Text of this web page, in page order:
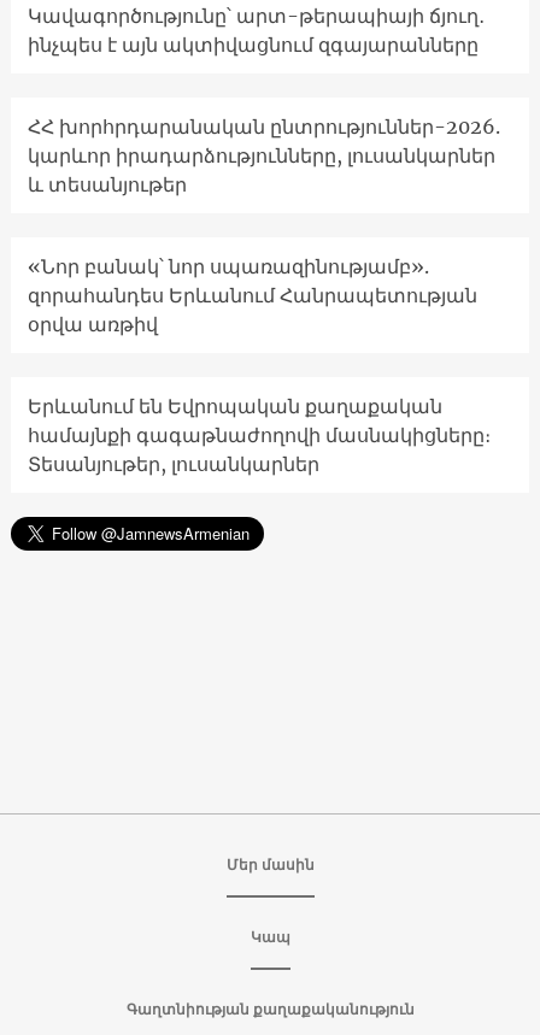
Կավագործությունը՝ արտ-թերապիայի ճյուղ․
ինչպես է այն ակտիվացնում զգայարանները
ՀՀ խորհրդարանական ընտրություններ-2026.
կարևոր իրադարձությունները, լուսանկարներ
և տեսանյութեր
«Նոր բանակ՝ նոր սպառազինությամբ».
զորահանդես Երևանում Հանրապետության
օրվա առթիվ
Երևանում են Եվրոպական քաղաքական
համայնքի գագաթնաժողովի մասնակիցները։
Տեսանյութեր, լուսանկարներ
Մեր մասին
Կապ
Գաղտնիության քաղաքականություն